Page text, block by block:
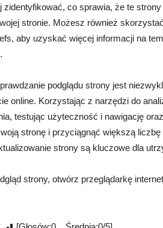
zidentyfikować, co sprawia, że te
stronie. Możesz również
aby uzyskać więcej informacji na
podglądu strony jest
online. Korzystając z narzędzi do
testując użyteczność i nawigację
stronę i przyciągnąć większą
strony są kluczowe dla
strony, otwórz przeglądarkę